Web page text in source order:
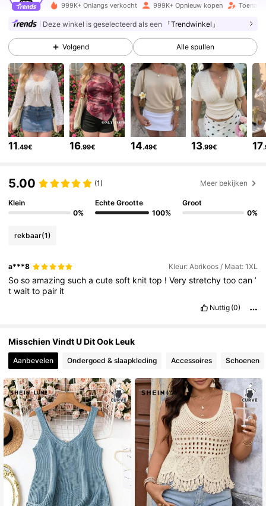
4.77 695K Volgers
4.77 695K Volgers
695K Volgers
4.77
4.77
999K+ Onlangs verkocht 999K+ Opnieuw kopen
Deze winkel is geselecteerd als een 「Trendwinkel」
Volgend Alle spullen
11.49€ 16.99€ 14.49€ 13.99€ 17
5.00 (1) Meer bekijken
Klein
0%
Echte Grootte
100%
Groot
0%
rekbaar(1)
a***8 Kleur: Abrikoos / Maat: 1XL
Sosoamazingsuchacutesoft knittop !Verystretchytoocan’
twaitto pair it
Nuttig (0)
Misschien Vindt U Dit Ook Leuk
Aanbevelen Ondergoed & slaapkleding Accessoires Schoenen